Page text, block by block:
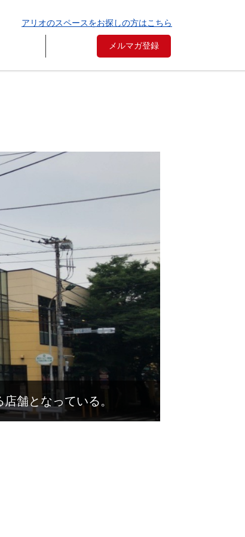
アリオのスペースをお探しの方はこちら
メルマガ登録
舗となっている。